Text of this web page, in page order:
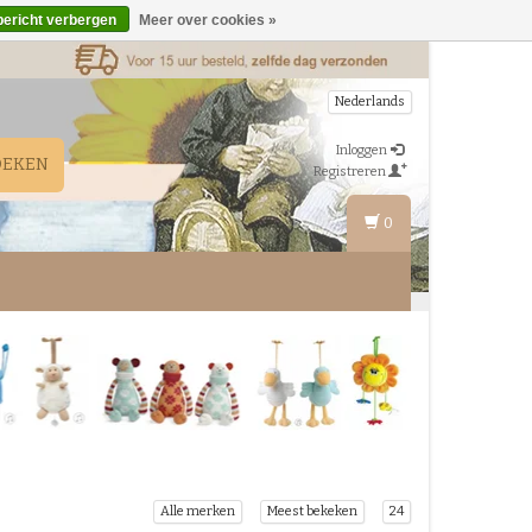
Nederlands
Inloggen
Registreren
0
Alle merken Meest bekeken 24
verbergen Meer over cookies »